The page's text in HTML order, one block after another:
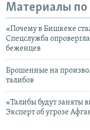
Материалы по
«Почему в Бишкеке
Спецслужба
беженцев
Брошенные на
талибов
«Талибы будут заняты
Эксперт об угрозе